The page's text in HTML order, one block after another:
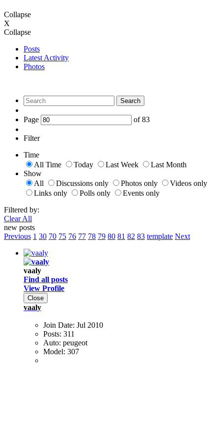
Collapse
X
Collapse
Posts
Latest Activity
Photos
Search
Page of83
Filter
Time
All Time
Today Last Week
Last Month
Show
All
Discussions only Photos only
Videos only
Links only
Polls only
Events only
Filtered by:
Clear All
new posts
Previous 1 30 70 75 76 77 78 79 80 81 82 83 template Next
vaaly
Find all posts
View Profile
Close
vaaly
Join Date: Jul 2010
Posts: 311
Auto: peugeot
Model: 307